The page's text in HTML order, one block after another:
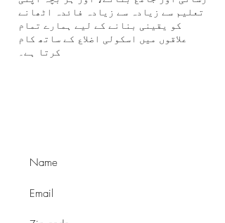
تعلیم سے زیادہ سے زیادہ فائدہ اٹھانے
کو یقینی بنانے کے لیے ہمارے تمام
علاقوں میں اسکولی اضلاع کے ساتھ کام
کرتا ہے۔